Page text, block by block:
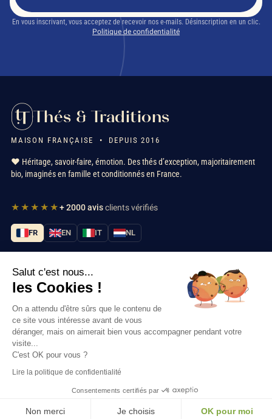
En vous inscrivant, vous acceptez de recevoir nos e-mails. Désinscription en un clic.
Politique de confidentialité
Thés & Traditions
MAISON FRANÇAISE • DEPUIS 2016
❤️ Héritage, savoir-faire, émotion. Des thés d’exception, majoritairement
bio, imaginés en famille et conditionnés en France.
★★★★★+ 2000 avisclients vérifiés
FR EN IT NL
Nos services
Informations
Nous contacter
Thés & Traditions © 2026
Salut c'est nous...
les Cookies !
On a attendu d'être sûrs que le contenu de
ce site vous intéresse avant de vous
déranger, mais on aimerait bien vous accompagner pendant votre
visite...
C'est OK pour vous ?
Lire la politique de confidentialité
Consentements certifiés par
Non merci Je choisis OK pour moi